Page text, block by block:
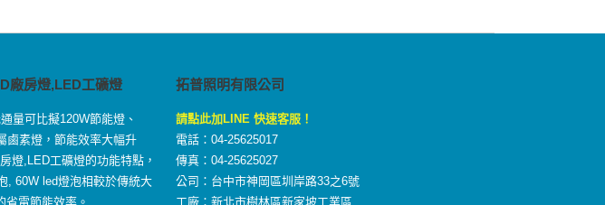
廠房燈,LED工礦燈
量可比擬120W節能燈、
鹵素燈，節能效率大幅升
燈,LED工礦燈的功能特點，
, 60W led燈泡相較於傳統大
省電節能效率。
拓普照明有限公司
請點此加LINE 快速客服！
電話：04-25625017
傳真：04-25625027
公司：台中市神岡區圳岸路33之6號
工廠：新北市樹林區新家坡工業區